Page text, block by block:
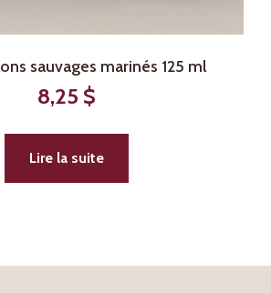
sauvages marinés 125 ml
8,25 $
Lire la suite